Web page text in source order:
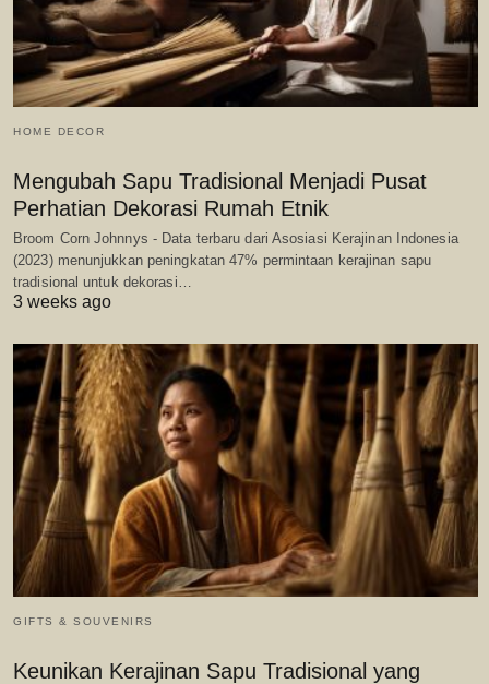
HOME DECOR
Mengubah Sapu Tradisional Menjadi Pusat
Perhatian Dekorasi Rumah Etnik
Broom Corn Johnnys - Data terbaru dari Asosiasi Kerajinan Indonesia
(2023) menunjukkan peningkatan 47% permintaan kerajinan sapu
tradisional untuk dekorasi…
3 weeks ago
GIFTS & SOUVENIRS
Keunikan Kerajinan Sapu Tradisional yang